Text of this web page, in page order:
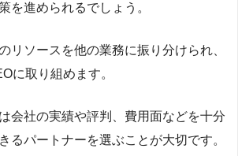
を進められるでしょう。
リソースを他の業務に振り分けられ、
に取り組めます。
会社の実績や評判、費用面などを十分
るパートナーを選ぶことが大切です。